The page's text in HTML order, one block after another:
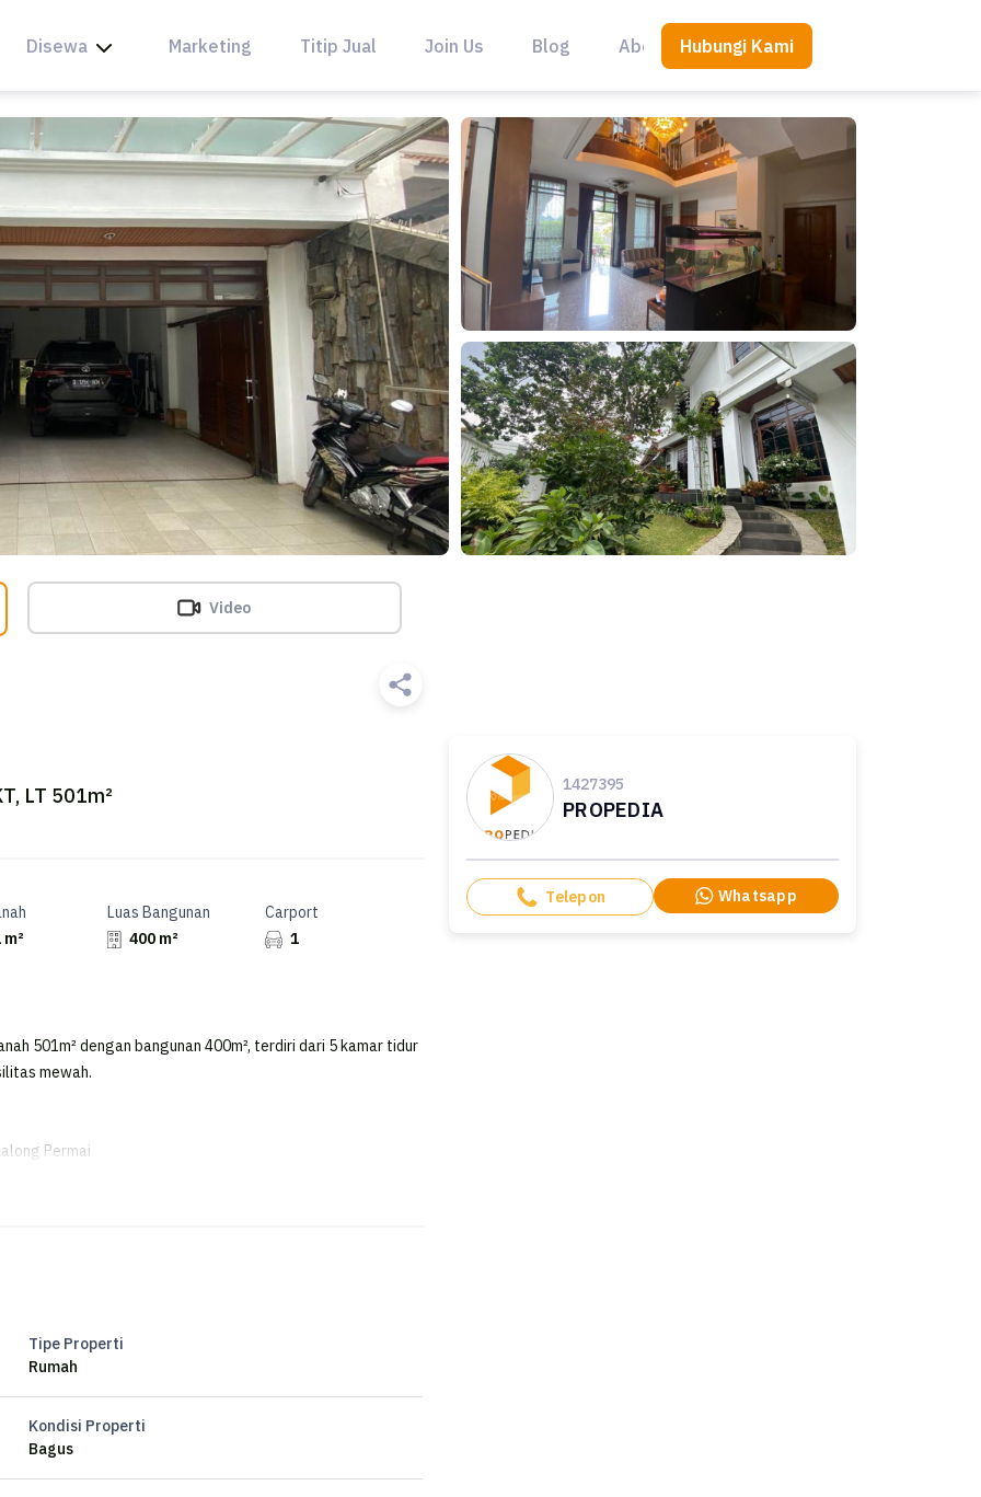
Disewa Marketing Titip Jual Join Us Blog About UsHubungi Kami
Video
LT 501m²
Luas Bangunan
400 m²
Carport
1
501m² dengan bangunan 400m², terdiri dari 5 kamar tidur
mewah.
Permai
Tipe Properti
Rumah
Kondisi Properti
Bagus
1427395
PROPEDIA
Telepon Whatsapp